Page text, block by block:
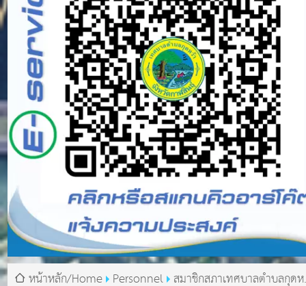
หน้าหลัก/Home Personnel สมาชิกสภาเทศบาลตำบลกุด